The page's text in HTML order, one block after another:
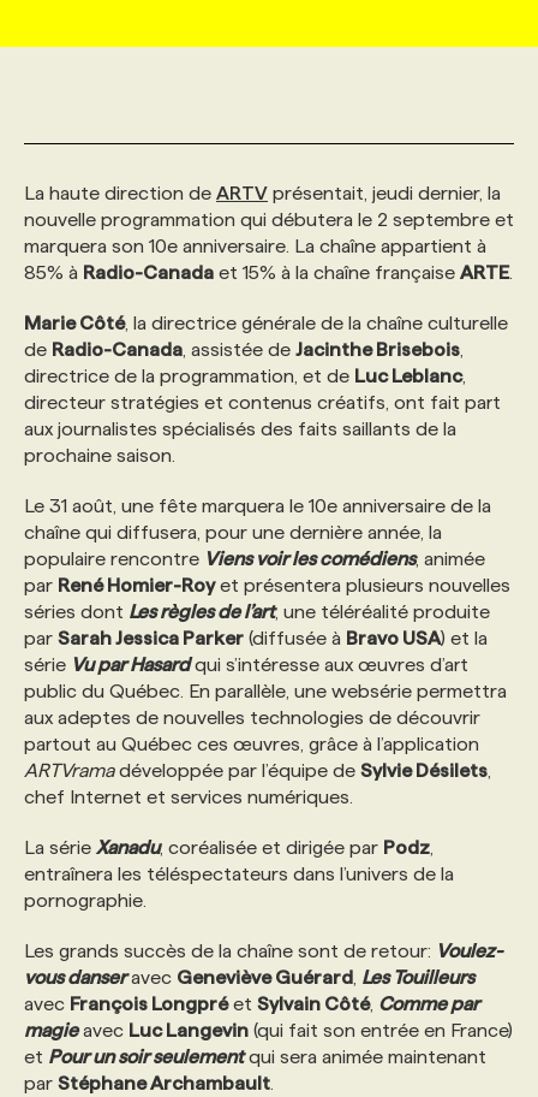
AFFAIRES DE L'INDUSTRIE
INITIATIVES NUMÉRIQUES
TENDANCES
WEB & MÉDIAS SOCIAUX
MARKETING DURABLE
ÉVÉNEMENTIEL
NOS AUTEUR‧RICES
INFOLETTRE PUBLICITÉ
ANNONCEZ AVEC NOUS
CONSULTER LA CVTHÈQUE
PROFIL ENTREPRISE
ANNONCEZ AVEC NOUS
VOIR LES OFFRES
PROFIL CANDIDAT
FAQ
ANNONCEZ AVEC NOUS
NOS FORMATIONS EN LIGNE
NOS PARCOURS DE FORMATIONS
NOS FORMATEUR‧RICES
POURQUOI CHOISIR NOS FORMATIONS
NOS TARIFS
PROGRAMMES DE SUBVENTIONS
FAQ
ANNONCEZ AVEC NOUS
CHASSE DE TÊTE
SERVICE DE CHASSE DE TÊTE
NOS EXPERTISES
FAQ
ANNONCEZ AVEC NOUS
La haute direction de ARTV présentait, jeudi dernier, la
nouvelle programmation qui débutera le 2 septembre et
marquera son 10e anniversaire. La chaîne appartient à
85% à Radio-Canada et 15% à la chaîne française ARTE.
Marie Côté, la directrice générale de la chaîne culturelle
de Radio-Canada , assistée de Jacinthe Brisebois
directrice de la programmation, et de Luc Leblanc,
directeur stratégies et contenus créatifs, ont fait part
aux journalistes spécialisés des faits saillants de la
prochaine saison.
Le 31 août, une fête marquera le 10e anniversaire de la
chaîne qui diffusera, pour une dernière année, la
populaire rencontre Viens voir les comédiens, animée
par René Homier-Royet présentera plusieurs nouvelles
séries dont Les règles de l’art, une téléréalité produite
par Sarah Jessica Parker (diffusée à Bravo USA) et la
série Vu par Hasardqui s’intéresse aux œuvres d’art
public du Québec. En parallèle, une websérie permettra
aux adeptes de nouvelles technologies de découvrir
partout au Québec ces œuvres, grâce à l’application
ARTVramadéveloppée par l’équipe de Sylvie Désilets
chef Internet et services numériques.
La série Xanadu, coréalisée et dirigée par Podz
entraînera les téléspectateurs dans l’univers de la
pornographie.
Les grands succès de la chaîne sont de retour: Voulez-
vous danseravec Geneviève Guérard Les Touilleurs
avec François Longpréet Sylvain Côté, Comme par
magieavec Luc Langevin (qui fait son entrée en France)
et Pour un soir seulementqui sera animée maintenant
par Stéphane Archambault